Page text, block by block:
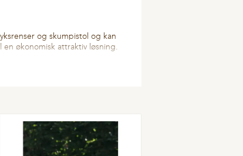
og skumpistol og kan
økonomisk attraktiv løsning.